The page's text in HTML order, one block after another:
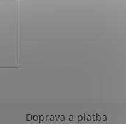
Doprava a platba